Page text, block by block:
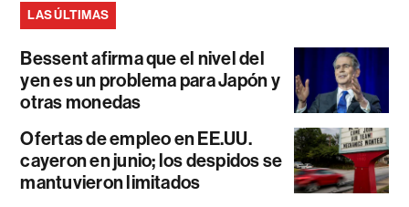
LAS ÚLTIMAS
Bessent afirma que el nivel del
yen es un problema para Japón y
otras monedas
Ofertas de empleo en EE.UU.
cayeron en junio; los despidos se
mantuvieron limitados